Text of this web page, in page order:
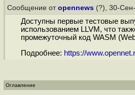
Сообщение от opennews (?), 30-
Доступны первые тестовые
использованием LLVM, что
промежуточный код WASM
Подробнее: https://
Оглавление